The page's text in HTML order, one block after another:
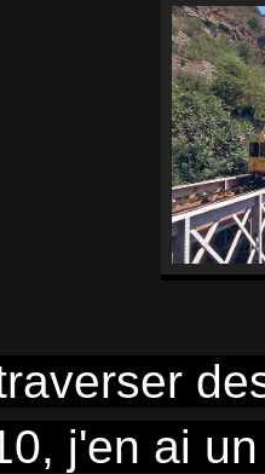
j'en ai